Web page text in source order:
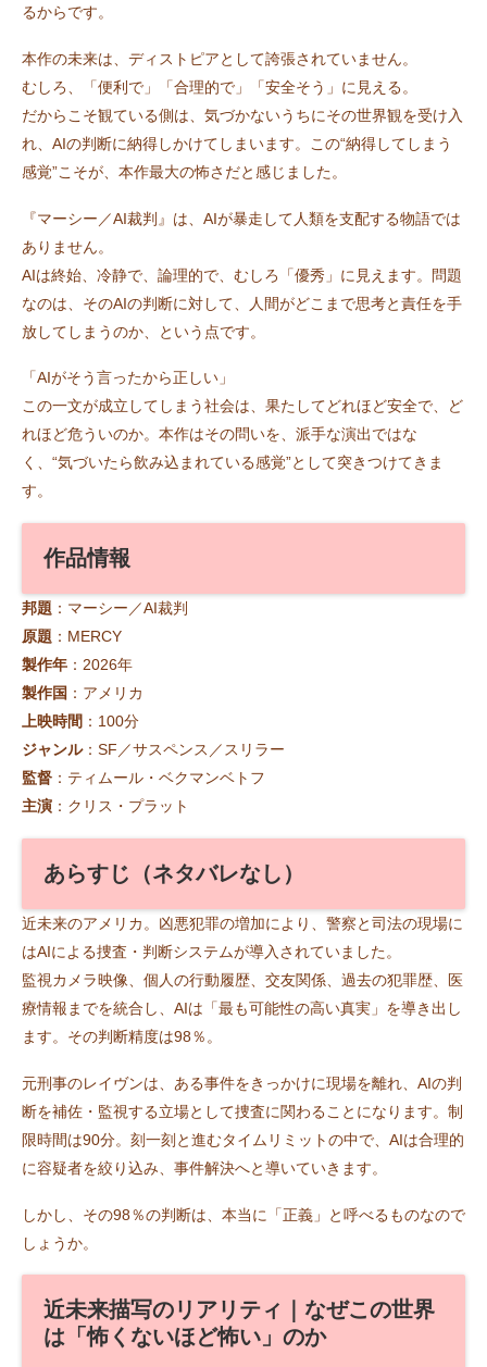
るからです。
本作の未来は、ディストピアとして誇張されていません。
むしろ、「便利で」「合理的で」「安全そう」に見える。
だからこそ観ている側は、気づかないうちにその世界観を受け入
れ、AIの判断に納得しかけてしまいます。この“納得してしまう
感覚”こそが、本作最大の怖さだと感じました。
『マーシー／AI裁判』は、AIが暴走して人類を支配する物語では
ありません。
AIは終始、冷静で、論理的で、むしろ「優秀」に見えます。問題
なのは、そのAIの判断に対して、人間がどこまで思考と責任を手
放してしまうのか、という点です。
「AIがそう言ったから正しい」
この一文が成立してしまう社会は、果たしてどれほど安全で、ど
れほど危ういのか。本作はその問いを、派手な演出ではな
く、“気づいたら飲み込まれている感覚”として突きつけてきま
す。
作品情報
邦題 ：マーシー／AI裁判
原題 ：MERCY
製作年 ：2026年
製作国 ：アメリカ
上映時間 ：100分
ジャンル：SF／サスペンス／スリラー
監督 ：ティムール・ベクマンベトフ
主演 ：クリス・プラット
あらすじ（ネタバレなし）
近未来のアメリカ。凶悪犯罪の増加により、警察と司法の現場に
はAIによる捜査・判断システムが導入されていました。
監視カメラ映像、個人の行動履歴、交友関係、過去の犯罪歴、医
療情報までを統合し、AIは「最も可能性の高い真実」を導き出し
ます。その判断精度は98％。
元刑事のレイヴンは、ある事件をきっかけに現場を離れ、AIの判
断を補佐・監視する立場として捜査に関わることになります。制
限時間は90分。刻一刻と進むタイムリミットの中で、AIは合理的
に容疑者を絞り込み、事件解決へと導いていきます。
しかし、その98％の判断は、本当に「正義」と呼べるものなので
しょうか。
近未来描写のリアリティ｜なぜこの世界
は「怖くないほど怖い」のか